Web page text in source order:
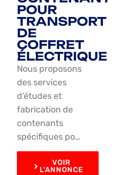
POUR
TRANSPORT
DE
COFFRET
ÉLECTRIQUE
Nous proposons
des services
d’études et
fabrication de
contenants
spécifiques po…
VOIR
L'ANNONCE